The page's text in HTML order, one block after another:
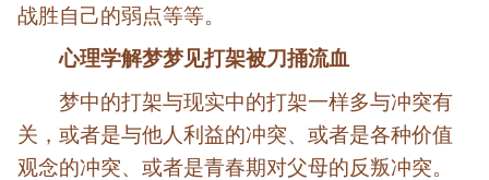
战胜自己的弱点等等。
心理学解梦梦见打架被刀捅流血
梦中的打架与现实中的打架一样多与冲突有
关，或者是与他人利益的冲突、或者是各种价值
观念的冲突、或者是青春期对父母的反叛冲突。